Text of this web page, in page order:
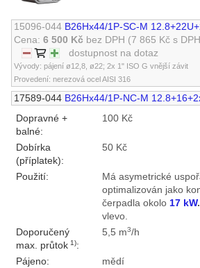
15096-044 B26Hx44/1P-SC-M
Cena:6 500 Kč bez DPH (7 865 Kč s
dostupnost na dotaz
Vývody: pájení ø12,8, ø22; 2x 1" ISO G vnější závit
Provedení: nerezová ocel AISI 316
17589-044 B26Hx44/1P-NC-M
Dopravné +
balné:
100 Kč
Dobírka
(příplatek):
50 Kč
Použití:
Má asymetrické
optimalizován jako
čerpadla okolo 17 kW.
vlevo.
Doporučený
max. průtok1):
5,5 m3/h
Pájeno:
mědí